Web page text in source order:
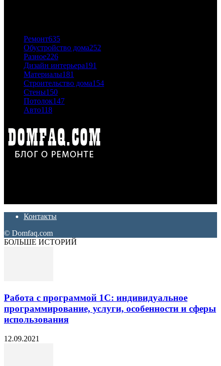
Ремонт635
Обустройство дома252
Разное226
Дизайн интерьера191
Материалы181
Строительство дома154
Стены150
Потолок147
Авто118
Контакты
© Domfaq.com
БОЛЬШЕ ИСТОРИЙ
Работа с программой 1С: индивидуальное
программирование, услуги, особенности и сферы
использования
12.09.2021